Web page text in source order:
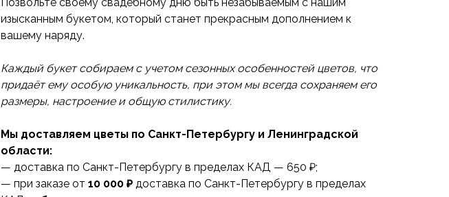
изысканным букетом, который станет прекрасным дополнением к
вашему наряду.
Каждый букет собираем с учетом сезонных особенностей цветов, что
придаёт ему особую уникальность, при этом мы всегда сохраняем его
размеры, настроение и общую стилистику.
Мы доставляем цветы по Санкт-Петербургу и Ленинградской
области:
— доставка по Санкт-Петербургу в пределах КАД — 650 ₽;
— при заказе от 10 000 ₽ доставка по Санкт-Петербургу в пределах